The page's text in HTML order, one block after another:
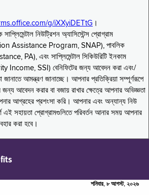
g/iXXyiDETtG ।
নিউট্রিশন অ্যাসিস্টেন্স প্রোগ্রাম
Assistance Program, SNAP), পাবলিক
PA), এবং সাপ্লিমেন্টাল সিকিউরিটি ইনকাম
SSI) বেনিফিটের জন্য আবেদন করা এবং/
জানাতে আমন্ত্রণ জানাচ্ছে। আপনার প্রতিক্রিয়া সম্পূর্ণরূপে
জন্য আবেদন করার বা বজায় রাখার ক্ষেত্রে আপনার অভিজ্ঞতা
আগ্রহের প্রশংসা করি। আপনার এবং অন্যান্য নিউ
এই সহায়তা প্রোগ্রামগুলিতে পরিবর্তন আনার সময় আপনার
করা হবে।
শনিবার, ৮ আগস্ট, ২০২৬